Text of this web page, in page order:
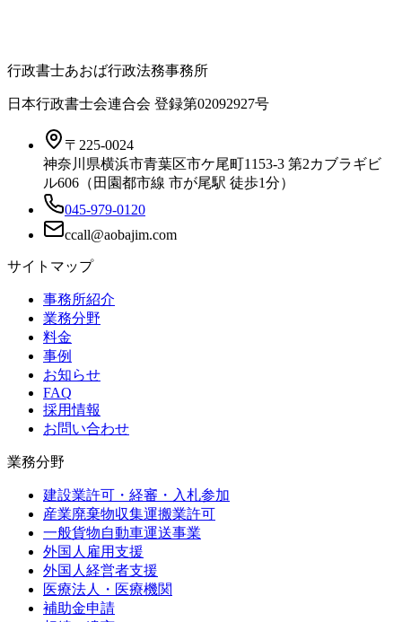
行政書士あおば行政法務事務所
日本行政書士会連合会 登録第02092927号
〒225-0024
神奈川県横浜市青葉区市ケ尾町1153-3 第2カブラギビ
ル606（田園都市線 市が尾駅 徒歩1分）
045-979-0120
サイトマップ
事務所紹介
業務分野
料金
事例
お知らせ
FAQ
採用情報
お問い合わせ
業務分野
建設業許可・経審・入札参加
産業廃棄物収集運搬業許可
一般貨物自動車運送事業
外国人雇用支援
外国人経営者支援
医療法人・医療機関
補助金申請